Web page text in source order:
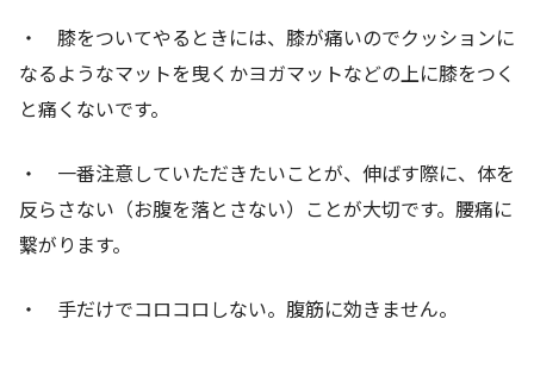
・ 膝をついてやるときには、膝が痛いのでクッションに
なるようなマットを曳くかヨガマットなどの上に膝をつく
と痛くないです。
・ 一番注意していただきたいことが、伸ばす際に、体を
反らさない（お腹を落とさない）ことが大切です。腰痛に
繋がります。
・ 手だけでコロコロしない。腹筋に効きません。